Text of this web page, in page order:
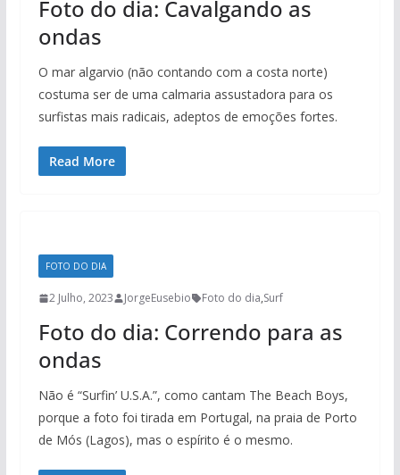
Foto do dia: Cavalgando as
ondas
O mar algarvio (não contando com a costa norte)
costuma ser de uma calmaria assustadora para os
surfistas mais radicais, adeptos de emoções fortes.
Read More
FOTO DO DIA
2 Julho, 2023 JorgeEusebio Foto do dia,Surf
Foto do dia: Correndo para as
ondas
Não é “Surfin’ U.S.A.”, como cantam The Beach Boys,
porque a foto foi tirada em Portugal, na praia de Porto
de Mós (Lagos), mas o espírito é o mesmo.